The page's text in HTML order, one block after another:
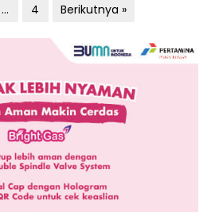
… 4 Berikutnya »